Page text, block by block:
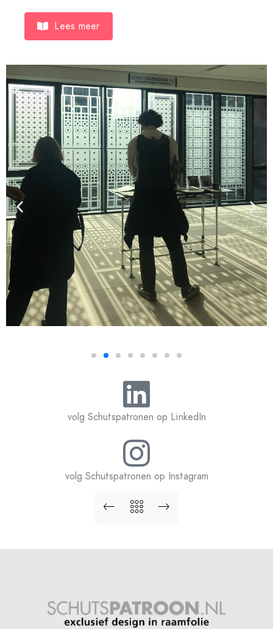
Lees meer
volg Schutspatronen op LinkedIn
volg Schutspatronen op Instagram